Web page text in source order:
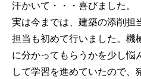
汗かいて・・・喜びました。
実は今までは、建築の添削担
担当も初めて行いました。機
に分かってもらうかを少し悩
して学習を進めていたので、